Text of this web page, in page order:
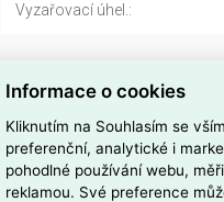
Vyzařovací úhel.:
Svítidlo O050FL-L5W3K
EAN 4099776047599, kód
EMAS Svítidlo O050FL-
Informace o cookies
Kliknutím na Souhlasím se
preferenční, analytické i
pohodlné používání webu,
reklamou. Své preference